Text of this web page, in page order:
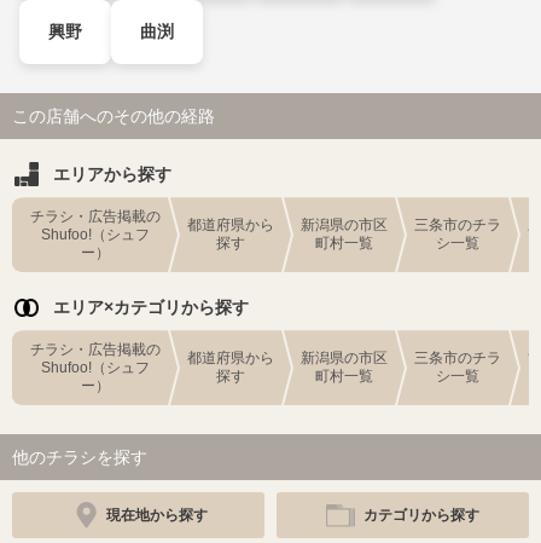
興野 曲渕
この店舗へのその他の経路
エリアから探す
チラシ・広告掲載の
Shufoo!（シュフ
ー）
都道府県から
探す
新潟県の市区
町村一覧
三条市のチラ
シ一覧
エリア×カテゴリから探す
チラシ・広告掲載の
Shufoo!（シュフ
ー）
都道府県から
探す
新潟県の市区
町村一覧
三条市のチラ
シ一覧
他のチラシを探す
現在地から探す カテゴリから探す